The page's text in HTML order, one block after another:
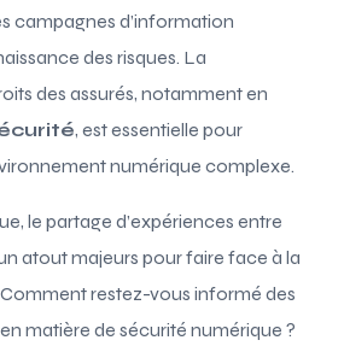
campagnes d’information
des risques. La
des assurés, notamment en
, est essentielle pour
numérique complexe.
le partage d’expériences entre
atout majeurs pour faire face à la
Comment restez-vous informé des
matière de sécurité numérique ?